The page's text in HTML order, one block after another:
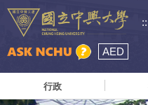
AED
行政